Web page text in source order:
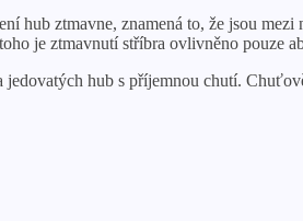
hub ztmavne, znamená to, že jsou
je ztmavnutí stříbra ovlivněno pouze
hub s příjemnou chutí.